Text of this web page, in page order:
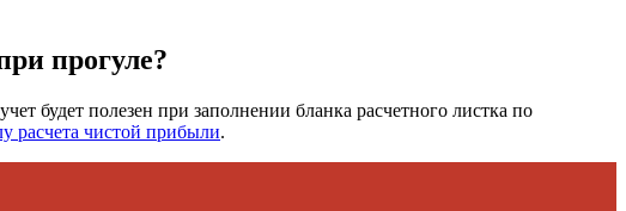
прогуле?
будет полезен при заполнении бланка расчетного листка по
расчета чистой прибыли.